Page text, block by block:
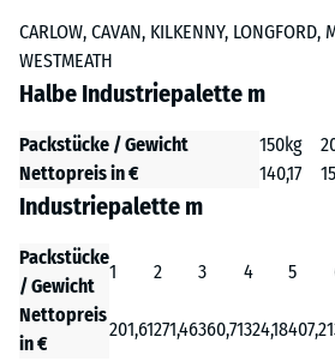
CARLOW, CAVAN, KILKENNY, LONGFORD,
WESTMEATH
Halbe Industriepalette m
Packstücke / Gewicht 150kg
Nettopreis in €
140,17
Industriepalette m
Packstücke
/ Gewicht
1 2 3 4 5
Nettopreis
in €
201,61271,46360,71324,18407,21